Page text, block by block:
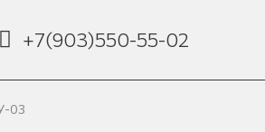
+7(903)550-55-02
03